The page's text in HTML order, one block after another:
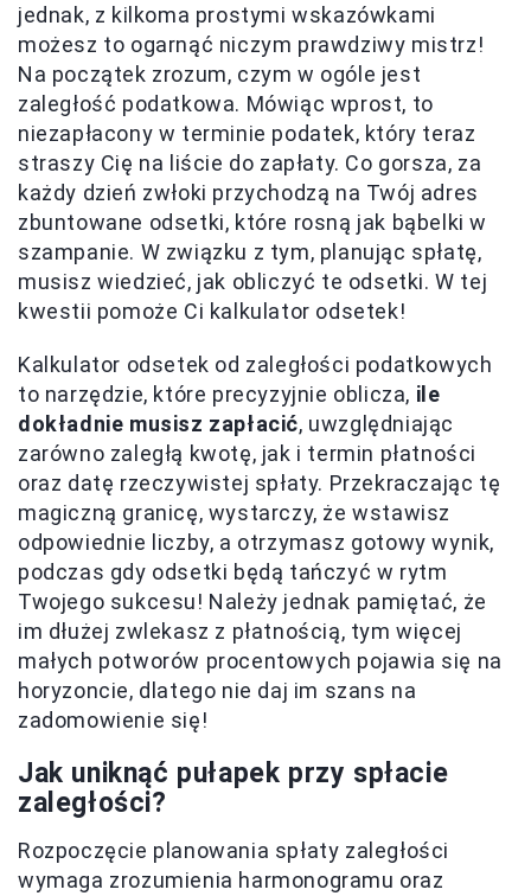
jednak, z kilkoma prostymi wskazówkami
możesz to ogarnąć niczym prawdziwy mistrz!
Na początek zrozum, czym w ogóle jest
zaległość podatkowa. Mówiąc wprost, to
niezapłacony w terminie podatek, który teraz
straszy Cię na liście do zapłaty. Co gorsza, za
każdy dzień zwłoki przychodzą na Twój adres
zbuntowane odsetki, które rosną jak bąbelki w
szampanie. W związku z tym, planując spłatę,
musisz wiedzieć, jak obliczyć te odsetki. W tej
kwestii pomoże Ci kalkulator odsetek!
Kalkulator odsetek od zaległości podatkowych
to narzędzie, które precyzyjnie oblicza, ile
dokładnie musisz zapłacić, uwzględniając
zarówno zaległą kwotę, jak i termin płatności
oraz datę rzeczywistej spłaty. Przekraczając tę
magiczną granicę, wystarczy, że wstawisz
odpowiednie liczby, a otrzymasz gotowy wynik,
podczas gdy odsetki będą tańczyć w rytm
Twojego sukcesu! Należy jednak pamiętać, że
im dłużej zwlekasz z płatnością, tym więcej
małych potworów procentowych pojawia się na
horyzoncie, dlatego nie daj im szans na
zadomowienie się!
Jak uniknąć pułapek przy spłacie
zaległości?
Rozpoczęcie planowania spłaty zaległości
wymaga zrozumienia harmonogramu oraz